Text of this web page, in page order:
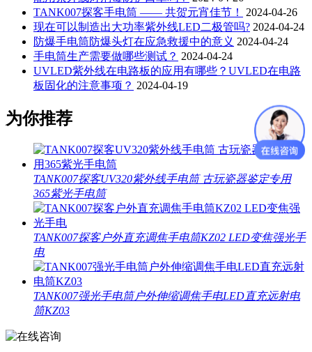
TANK007探客手电筒 —— 共贺元宵佳节！
2024-04-26
现在可以制造出大功率紫外线LED二极管吗? 2024-04-24
防爆手电筒防爆头灯在应急救援中的意义 2024-04-24
手电筒生产需要做哪些测试？ 2024-04-24
UVLED紫外线在电路板的应用有哪些？UVLED在电路
板固化的注意事项？ 2024-04-19
为你推荐
TANK007探客UV320紫外线手电筒 古玩瓷器鉴定专用
365紫光手电筒
TANK007探客户外直充调焦手电筒KZ02 LED变焦强光手
电
TANK007强光手电筒户外伸缩调焦手电LED直充远射电
筒KZ03